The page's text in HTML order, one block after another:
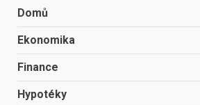
Domů
Ekonomika
Finance
Hypotéky